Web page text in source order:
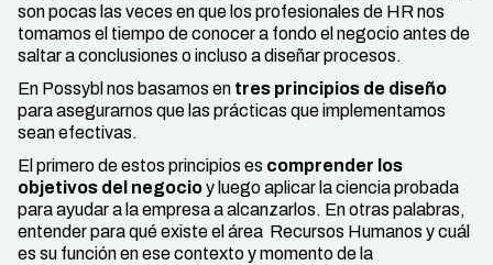
son pocas las veces en que los profesionales de HR nos
tomamos el tiempo de conocer a fondo el negocio antes de
saltar a conclusiones o incluso a diseñar procesos.
En Possybl nos basamos en tres principios de diseño
para asegurarnos que las prácticas que implementamos
sean efectivas.
El primero de estos principios es comprender los
objetivos del negocioy luego aplicar la ciencia probada
para ayudar a la empresa a alcanzarlos. En otras palabras,
entender para qué existe el área Recursos Humanos y cuál
es su función en ese contexto y momento de la